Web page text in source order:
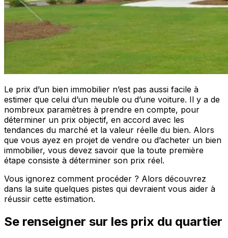
Le prix d’un bien immobilier n’est pas aussi facile à
estimer que celui d’un meuble ou d’une voiture. Il y a de
nombreux paramètres à prendre en compte, pour
déterminer un prix objectif, en accord avec les
tendances du marché et la valeur réelle du bien. Alors
que vous ayez en projet de vendre ou d’acheter un bien
immobilier, vous devez savoir que la toute première
étape consiste à déterminer son prix réel.
Vous ignorez comment procéder ? Alors découvrez
dans la suite quelques pistes qui devraient vous aider à
réussir cette estimation.
Se renseigner sur les prix du quartier